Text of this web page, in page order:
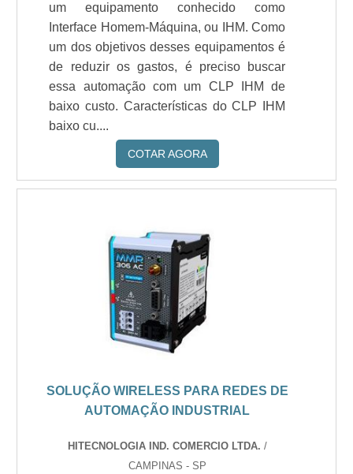
um equipamento conhecido como
Interface Homem-Máquina, ou IHM. Como
um dos objetivos desses equipamentos é
de reduzir os gastos, é preciso buscar
essa automação com um CLP IHM de
baixo custo. Características do CLP IHM
baixo cu....
COTAR AGORA
SOLUÇÃO WIRELESS PARA REDES DE
AUTOMAÇÃO INDUSTRIAL
HITECNOLOGIA IND. COMERCIO LTDA. /
CAMPINAS - SP